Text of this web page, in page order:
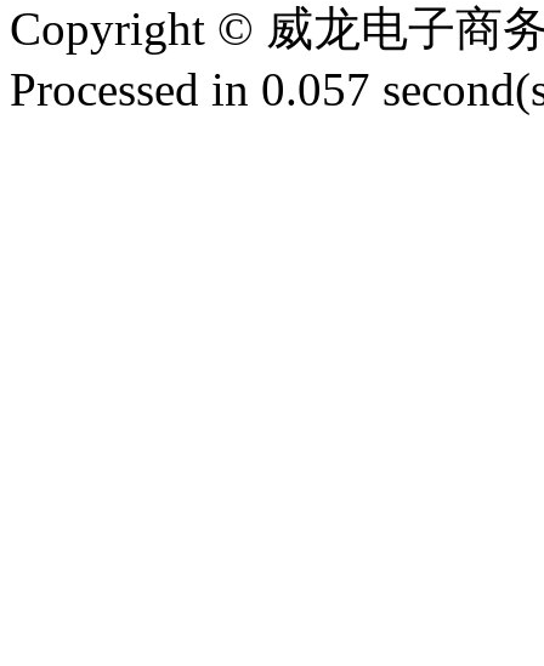
Copyright © 威龙电子商
Processed in 0.057